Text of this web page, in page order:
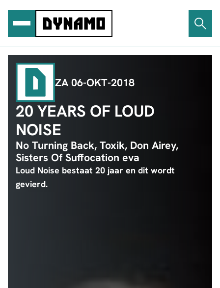
inhoud
ZA 06-OKT-2018
20 YEARS OF LOUD
NOISE
No Turning Back, Toxik, Don Airey,
Sisters Of Suffocation eva
Loud Noise bestaat 20 jaar en dit wordt
gevierd.